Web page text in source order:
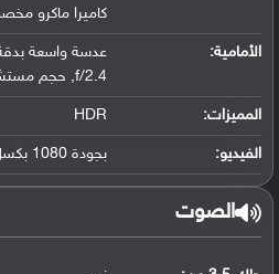
كاميرا ماكرو
الأمامية:
f/2.4, حجم مستشعر ( 24 ملم ))
المميزات: HDR
الفيديو: بجودة 1080 بكسل في 30 أو إطار في الثانية
الصوت